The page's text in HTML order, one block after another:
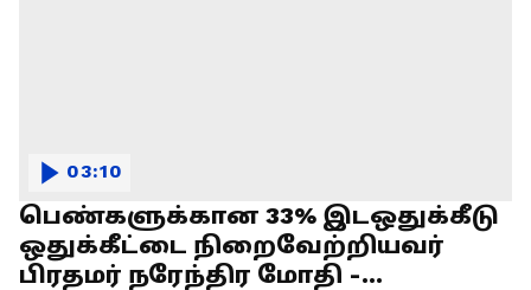
பெண்களுக்கான 33% இடஒதுக்கீடு
ஒதுக்கீட்டை நிறைவேற்றியவர்
பிரதமர் நரேந்திர மோதி -
03:10